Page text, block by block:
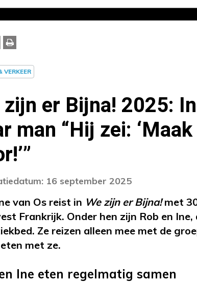
VERKEER
zijn er Bijna! 2025:
man “Hij zei:
16 september 2025
van Os reist in We zijn er Bijna!met
Frankrijk. Onder hen zijn Rob en
Ze reizen alleen mee met de
met ze.
Ine eten regelmatig samen